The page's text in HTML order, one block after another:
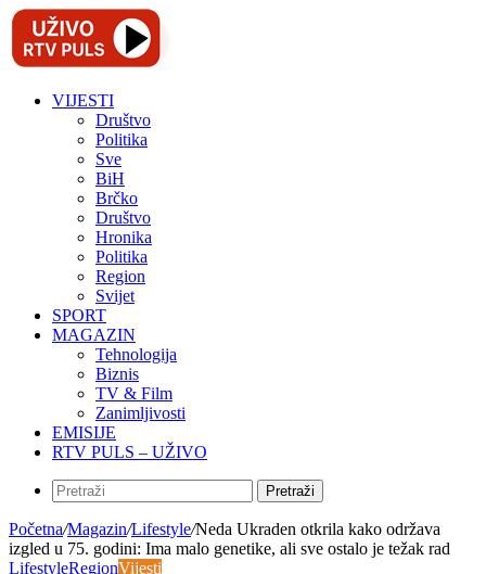
VIJESTI
Društvo
Politika
Sve
BiH
Brčko
Društvo
Hronika
Politika
Region
Svijet
SPORT
MAGAZIN
Tehnologija
Biznis
TV & Film
Zanimljivosti
EMISIJE
RTV PULS – UŽIVO
Pretraži
Početna/Magazin/Lifestyle/Neda Ukraden otkrila kako održava
izgled u 75. godini: Ima malo genetike, ali sve ostalo je težak rad
LifestyleRegionVijesti